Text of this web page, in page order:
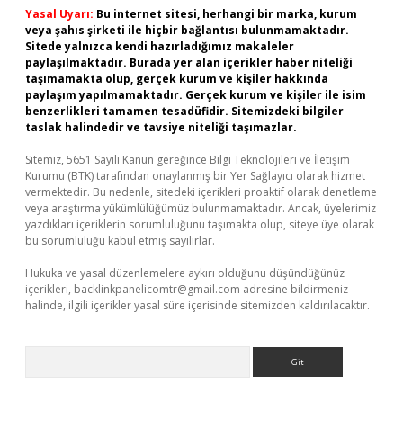
Yasal Uyarı: Bu internet sitesi, herhangi bir marka, kurum
veya şahıs şirketi ile hiçbir bağlantısı bulunmamaktadır.
Sitede yalnızca kendi hazırladığımız makaleler
paylaşılmaktadır. Burada yer alan içerikler haber niteliği
taşımamakta olup, gerçek kurum ve kişiler hakkında
paylaşım yapılmamaktadır. Gerçek kurum ve kişiler ile isim
benzerlikleri tamamen tesadüfidir. Sitemizdeki bilgiler
taslak halindedir ve tavsiye niteliği taşımazlar.
Sitemiz, 5651 Sayılı Kanun gereğince Bilgi Teknolojileri ve İletişim
Kurumu (BTK) tarafından onaylanmış bir Yer Sağlayıcı olarak hizmet
vermektedir. Bu nedenle, sitedeki içerikleri proaktif olarak denetleme
veya araştırma yükümlülüğümüz bulunmamaktadır. Ancak, üyelerimiz
yazdıkları içeriklerin sorumluluğunu taşımakta olup, siteye üye olarak
bu sorumluluğu kabul etmiş sayılırlar.
Hukuka ve yasal düzenlemelere aykırı olduğunu düşündüğünüz
içerikleri, backlinkpanelicomtr@gmail.com adresine bildirmeniz
halinde, ilgili içerikler yasal süre içerisinde sitemizden kaldırılacaktır.